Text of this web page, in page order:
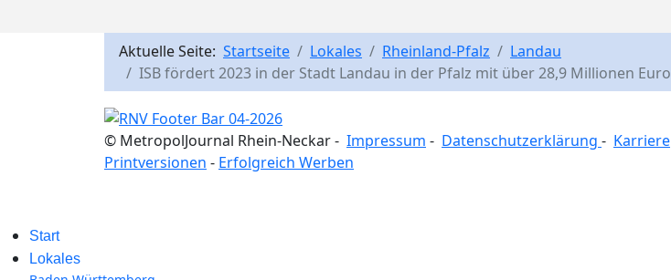
Aktuelle Seite: Startseite Lokales Rheinland-Pfalz
Landau
ISB fördert 2023 in der Stadt Landau in der Pfalz mit über 28,9 Millionen Euro
© MetropolJournal Rhein-Neckar - Impressum - Datenschutzerklärung - Karriere
Printversionen - Erfolgreich Werben
Start
Lokales